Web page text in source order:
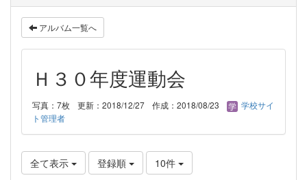
アルバム一覧へ
Ｈ３０年度運動会
写真：7枚 更新：2018/12/27 作成：2018/08/23
学校サイ
ト管理者
全て表示 登録順 10件